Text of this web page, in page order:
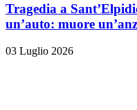
Tragedia a
un’auto: muore
03 Luglio 2026